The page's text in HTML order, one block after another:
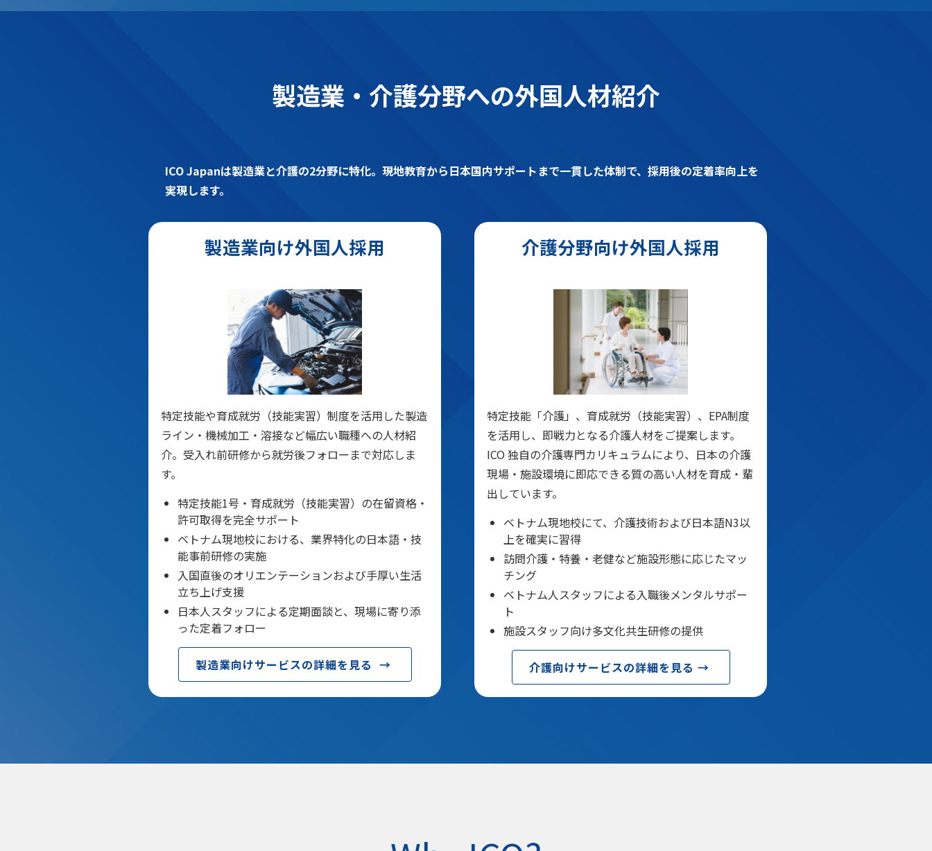
製造業・介護分野への外国人材紹介
ICO Japanは製造業と介護の2分野に特化。現地教育から日本国内サポートまで一貫した体制で、採用後の定着率向上を
実現します。
製造業向け外国人採用
特定技能や育成就労（技能実習）制度を活用した製造
ライン・機械加工・溶接など幅広い職種への人材紹
介。受入れ前研修から就労後フォローまで対応しま
す。
特定技能1号・育成就労（技能実習）の在留資格・
許可取得を完全サポート
ベトナム現地校における、業界特化の日本語・技
能事前研修の実施
入国直後のオリエンテーションおよび手厚い生活
立ち上げ支援
日本人スタッフによる定期面談と、現場に寄り添
った定着フォロー
製造業向けサービスの詳細を見る →
介護分野向け外国人採用
特定技能「介護」、育成就労（技能実習）、EPA制度
を活用し、即戦力となる介護人材をご提案します。
ICO 独自の介護専門カリキュラムにより、日本の介護
現場・施設環境に即応できる質の高い人材を育成・輩
出しています。
ベトナム現地校にて、介護技術および日本語N3以
上を確実に習得
訪問介護・特養・老健など施設形態に応じたマッ
チング
ベトナム人スタッフによる入職後メンタルサポー
ト
施設スタッフ向け多文化共生研修の提供
介護向けサービスの詳細を見る →